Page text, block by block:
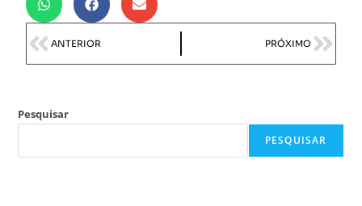
ANTERIOR PRÓXIMO
Pesquisar
PESQUISAR